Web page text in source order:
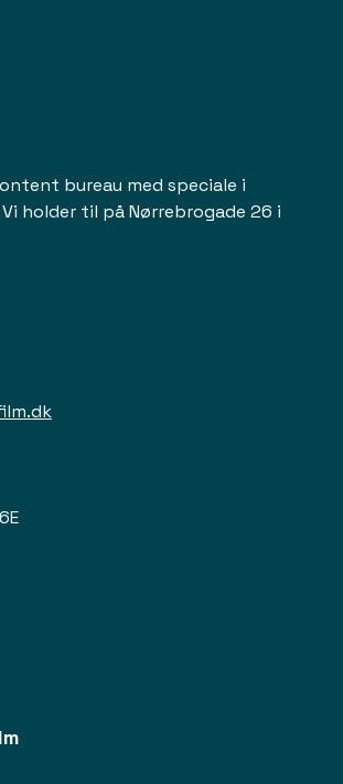
bureau med speciale i
holder til på Nørrebrogade 26 i